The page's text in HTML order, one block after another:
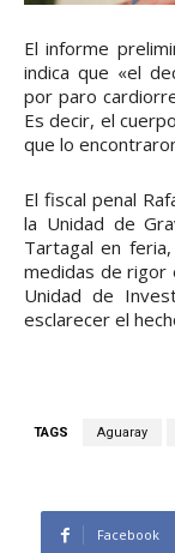
El informe
indica que «el
por paro
Es decir, el
que lo
El fiscal penal
la Unidad de
Tartagal en
medidas de rigor
Unidad de
esclarecer el
TAGS Aguaray
Facebook